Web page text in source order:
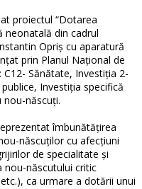
proiectul “Dotarea
neonatală din cadrul
Opriș cu aparatură
prin Planul Național de
Sănătate, Investiția 2-
Investiția specifică
nou-născuți.
îmbunătățirea
născuților cu afecțiuni
de specialitate și
nou-născutului critic
ca urmare a dotării unui